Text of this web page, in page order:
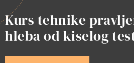
Kurs tehnike
hleba od kiselog